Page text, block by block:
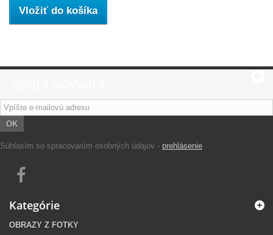
Vložiť do košíka
OK
Súhlasím so spracovaním osobných údajov - prehlásenie
Kategórie
OBRAZY Z FOTKY